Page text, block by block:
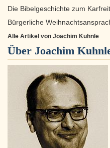
Die Bibelgeschichte zum
Bürgerliche
Alle Artikel von Joachim Kuhnle
Über Joachim